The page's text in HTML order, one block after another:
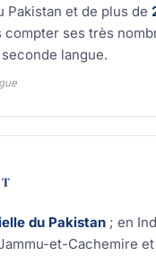
Pakistan et de plus de
compter ses très
langue.
du Pakistan ; en
et-Cachemire